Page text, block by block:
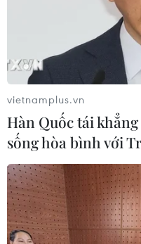
Huấn luyện viên Paulo
sách 23 cầu thủ tham
2019, tổ chức tại UAE từ
vietnamplus.vn
Hàn Quốc tái
sống hòa bình với